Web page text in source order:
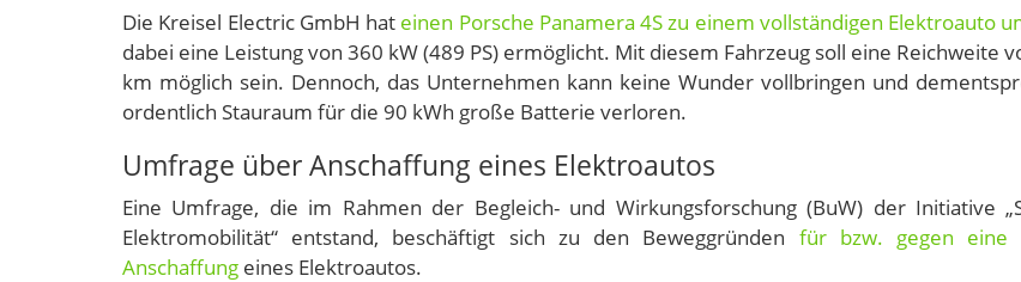
Die Kreisel Electric GmbH hat einen Porsche Panamera 4S zu einem vollständigen Elektroauto
dabei eine Leistung von 360 kW (489 PS) ermöglicht. Mit diesem Fahrzeug soll eine Reichweite
km möglich sein. Dennoch, das Unternehmen kann keine Wunder vollbringen und
ordentlich Stauraum für die 90 kWh große Batterie verloren.
Umfrage über Anschaffung eines Elektroautos
Eine Umfrage, die im Rahmen der Begleich- und Wirkungsforschung (BuW) der Initiative
Elektromobilität“ entstand, beschäftigt sich zu den Beweggründen für bzw. gegen eine
Anschaffung eines Elektroautos.